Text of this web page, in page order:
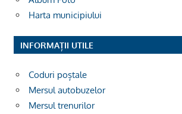
Harta municipiului
INFORMAȚII UTILE
Coduri poștale
Mersul autobuzelor
Mersul trenurilor